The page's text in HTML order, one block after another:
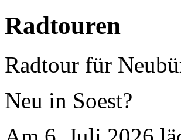
Radtouren
Radtour für
Neu in Soest?